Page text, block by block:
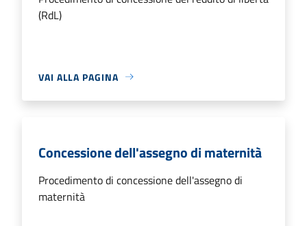
(RdL)
VAI ALLA PAGINA
Concessione dell'assegno di maternità
Procedimento di concessione dell'assegno di
maternità